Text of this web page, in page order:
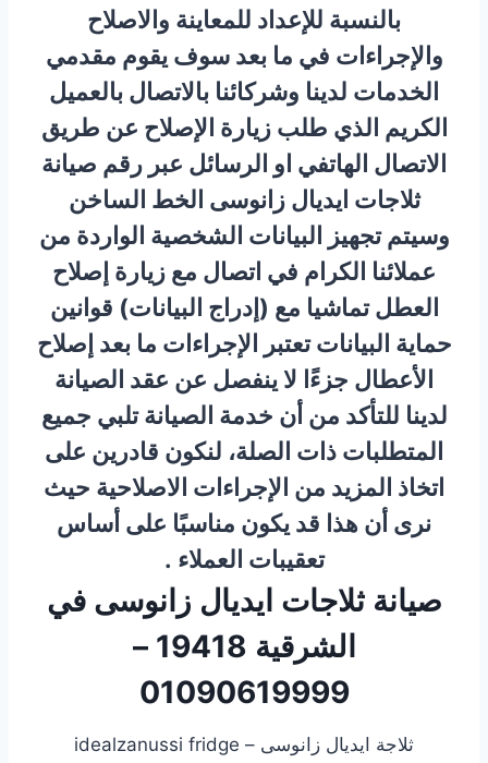
بالنسبة للإعداد للمعاينة والاصلاح
والإجراءات في ما بعد سوف يقوم مقدمي
الخدمات لدينا وشركائنا بالاتصال بالعميل
الكريم الذي طلب زيارة الإصلاح عن طريق
الاتصال الهاتفي او الرسائل عبر رقم صيانة
ثلاجات ايديال زانوسى الخط الساخن
وسيتم تجهيز البيانات الشخصية الواردة من
عملائنا الكرام في اتصال مع زيارة إصلاح
العطل تماشيا مع (إدراج البيانات) قوانين
حماية البيانات تعتبر الإجراءات ما بعد إصلاح
الأعطال جزءًا لا ينفصل عن عقد الصيانة
لدينا للتأكد من أن خدمة الصيانة تلبي جميع
المتطلبات ذات الصلة، لنكون قادرين على
اتخاذ المزيد من الإجراءات الاصلاحية حيث
نرى أن هذا قد يكون مناسبًا على أساس
تعقيبات العملاء​ .
صيانة ثلاجات ايديال زانوسى في
الشرقية 19418 –
01090619999
ثلاجة ايديال زانوسى – idealzanussi fridge